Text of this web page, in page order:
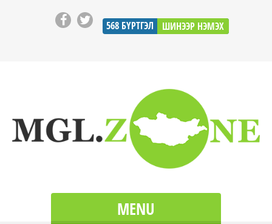
568 БҮРТГЭЛ ШИНЭЭР НЭМЭХ
MENU